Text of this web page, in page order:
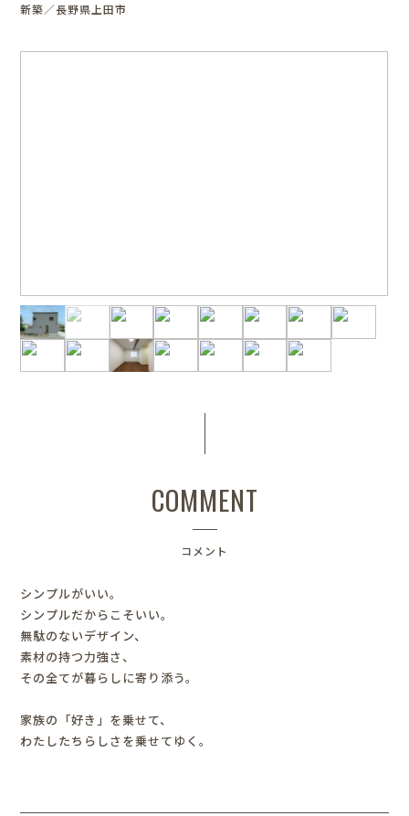
新築／長野県上田市
COMMENT
コメント
シンプルがいい。
シンプルだからこそいい。
無駄のないデザイン、
素材の持つ力強さ、
その全てが暮らしに寄り添う。
家族の「好き」を乗せて、
わたしたちらしさを乗せてゆく。